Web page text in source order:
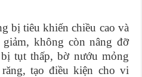
bị tiêu khiến chiều cao và
không còn nâng đỡ
tụt thấp, bờ nướu mỏng
tạo điều kiện cho vi